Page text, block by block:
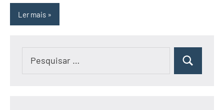
Ler mais
Pesquisar